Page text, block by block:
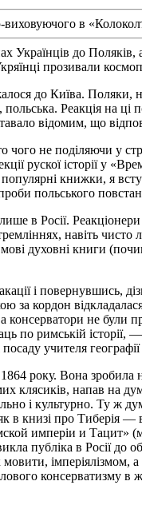
в
Українців до
прозивали
до Київа. Поляки,
польська. Реакція
відомим, що
чого не поділяючи у
рускої історії у
книжки, я
польського
в Росії.
навіть
духовні книги
і повернувшись,
за кордон
консерватори не
по римській
учителя географії
року. Вона зробила
клясиків, напав на
і культурно. Ту ж
в книзі про Тиберія —
имперіи и Тацит»
публіка в Росії до
консерватизму в